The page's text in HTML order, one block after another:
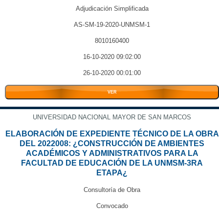
Adjudicación Simplificada
AS-SM-19-2020-UNMSM-1
8010160400
16-10-2020 09:02:00
26-10-2020 00:01:00
VER
UNIVERSIDAD NACIONAL MAYOR DE SAN MARCOS
ELABORACIÓN DE EXPEDIENTE TÉCNICO DE LA OBRA
DEL 2022008: ¿CONSTRUCCIÓN DE AMBIENTES
ACADÉMICOS Y ADMINISTRATIVOS PARA LA
FACULTAD DE EDUCACIÓN DE LA UNMSM-3RA
ETAPA¿
Consultoría de Obra
Convocado